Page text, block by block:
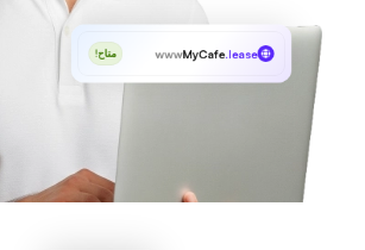
wwwMyCafe.lease متاح!